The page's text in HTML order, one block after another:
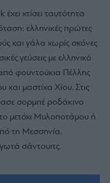
χτίσει ταυτότητα
ελληνικές πρώτες
και γάλα χωρίς σκόνες
γεύσεις με ελληνικό
φουντούκια Πέλλης
και μαστίχα Χίου. Στις
σορμπέ ροδάκινο
μετόχι Μυλοποτάμου ή
τη Μεσσηνία.
σάντουιτς.